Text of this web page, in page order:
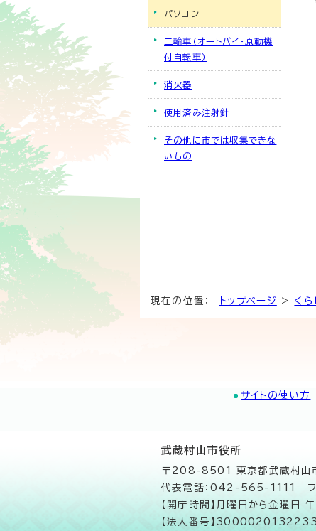
パソコン
二輪車（オートバイ・原動機
付自転車）
消火器
使用済み注射針
その他に市では収集できな
いもの
現在の位置： トップページ > くら
サイトの使い方
武蔵村山市役所
〒208-8501 東京都武蔵村山
代表電話：042-565-1111
【開庁時間】月曜日から金曜日
【法人番号】3000020132233